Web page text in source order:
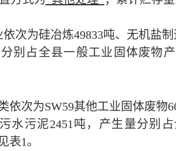
依次为硅冶炼49833吨、 无机盐
别占全县一般工业固体废物
依次为SW59其他工业固体废物
水污泥2451吨，产生量分别
表1。